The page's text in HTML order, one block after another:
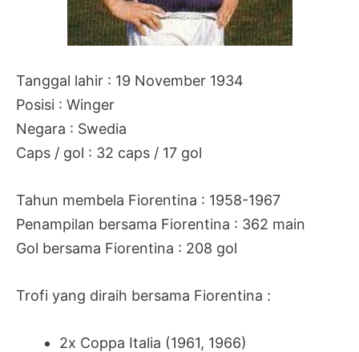
Tanggal lahir : 19 November 1934
Posisi : Winger
Negara : Swedia
Caps / gol : 32 caps / 17 gol
Tahun membela Fiorentina : 1958-1967
Penampilan bersama Fiorentina : 362 main
Gol bersama Fiorentina : 208 gol
Trofi yang diraih bersama Fiorentina :
2x Coppa Italia (1961, 1966)